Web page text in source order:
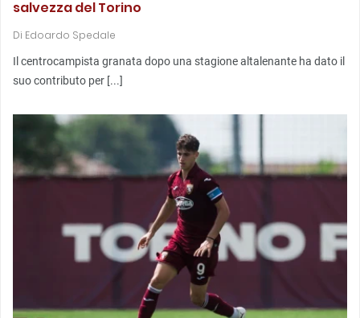
salvezza del Torino
Di Edoardo Spedale
Il centrocampista granata dopo una stagione altalenante ha dato il
suo contributo per [...]